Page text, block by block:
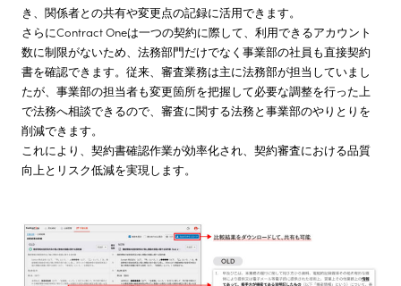
き、関係者との共有や変更点の記録に活用できます。
さらにContract Oneは一つの契約に際して、利用できるアカウント
数に制限がないため、法務部門だけでなく事業部の社員も直接契約
書を確認できます。従来、審査業務は主に法務部が担当していまし
たが、事業部の担当者も変更箇所を把握して必要な調整を行った上
で法務へ相談できるので、審査に関する法務と事業部のやりとりを
削減できます。
これにより、契約書確認作業が効率化され、契約審査における品質
向上とリスク低減を実現します。